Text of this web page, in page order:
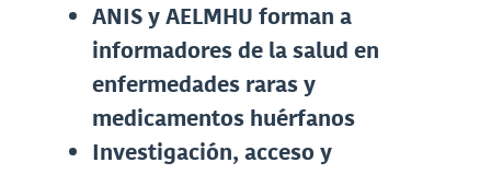
ANIS y AELMHU forman a
informadores de la salud en
enfermedades raras y
medicamentos huérfanos
Investigación, acceso y